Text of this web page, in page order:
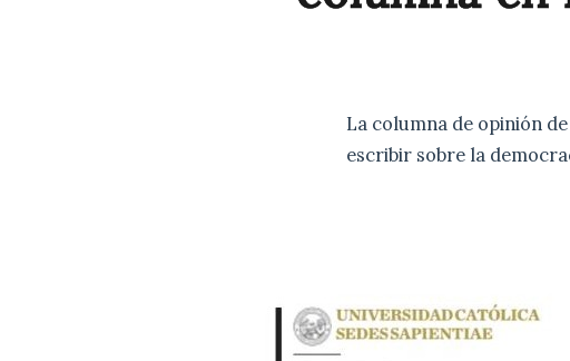
La columna de opinión
escribir sobre la